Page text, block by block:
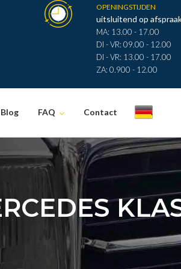
OPENINGSTIJDEN
uitsluitend op
MA: 13.00 - 17.00
DI - VR: 09.00 - 12.00
DI - VR: 13.00 - 17.00
ZA: 0.900 - 12.00
Blog FAQ Contact .